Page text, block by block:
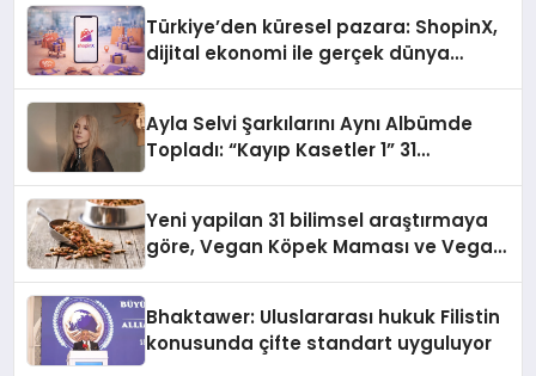
Türkiye’den küresel pazara: ShopinX,
dijital ekonomi ile gerçek dünya
Ayla Selvi Şarkılarını Aynı Albümde
Topladı: “Kayıp Kasetler 1” 31
Yeni yapilan 31 bilimsel araştırmaya
göre, Vegan Köpek Maması ve Vegan
Bhaktawer: Uluslararası hukuk Filistin
konusunda çifte standart uyguluyor